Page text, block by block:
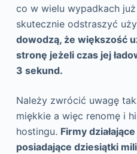
co w wielu wypadkach
skutecznie odstraszyć
dowodzą, że większość
stronę jeżeli czas jej
3 sekund.
Należy zwrócić uwagę
miękkie a więc renomę i
hostingu. Firmy
posiadające dziesiątki